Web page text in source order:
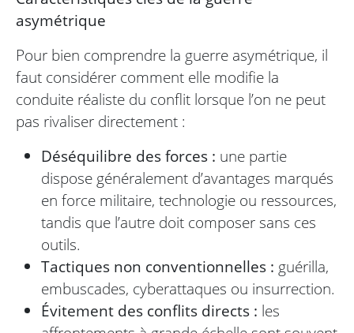
asymétrique
Pour bien comprendre la guerre asymétrique, il
faut considérer comment elle modifie la
conduite réaliste du conflit lorsque l’on ne peut
pas rivaliser directement :
Déséquilibre des forces : une partie
dispose généralement d’avantages marqués
en force militaire, technologie ou ressources,
tandis que l’autre doit composer sans ces
outils.
Tactiques non conventionnelles : guérilla,
embuscades, cyberattaques ou insurrection.
Évitement des conflits directs : les